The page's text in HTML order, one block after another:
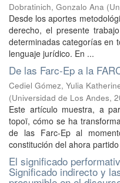
Dobratinich, Gonzalo Ana (
Desde los aportes
derecho, el presente
determinadas categorías en
lenguaje jurídico. En ...
De las Farc-Ep a la
Cediel Gómez, Yulia
(Universidad de Los Andes,
Este artículo muestra, a
topoï, cómo se ha
de las Farc-Ep al
constitución del ahora
El significado
Significado indirecto y